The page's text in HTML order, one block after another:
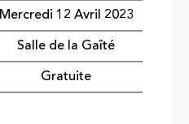
Mercredi 12 Avril 2023
Salle de la Gaîté
Gratuite